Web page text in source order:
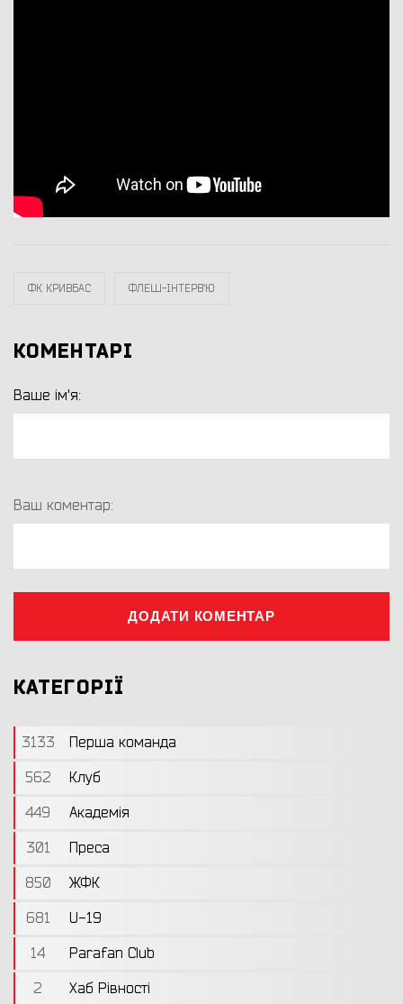
ФК КРИВБАС ФЛЕШ-ІНТЕРВ`Ю
КОМЕНТАРІ
Ваше ім'я:
Ваш коментар:
ДОДАТИ КОМЕНТАР
КАТЕГОРІЇ
3133
Перша команда
562
Клуб
449
Академія
301
Преса
850
ЖФК
681
U-19
14
Parafan Club
2
Хаб Рівності